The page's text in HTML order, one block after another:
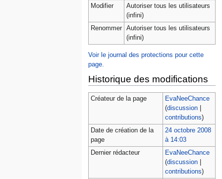
Modifier
Autoriser tous les utilisateurs
(infini)
Renommer
Autoriser tous les utilisateurs
(infini)
Voir le journal des protections pour cette
page.
Historique des modifications
Créateur de la page
EvaNeeChance
(discussion|
contributions)
Date de création de la
page
24 octobre 2008
à 14:03
Dernier rédacteur
EvaNeeChance
(discussion|
contributions)